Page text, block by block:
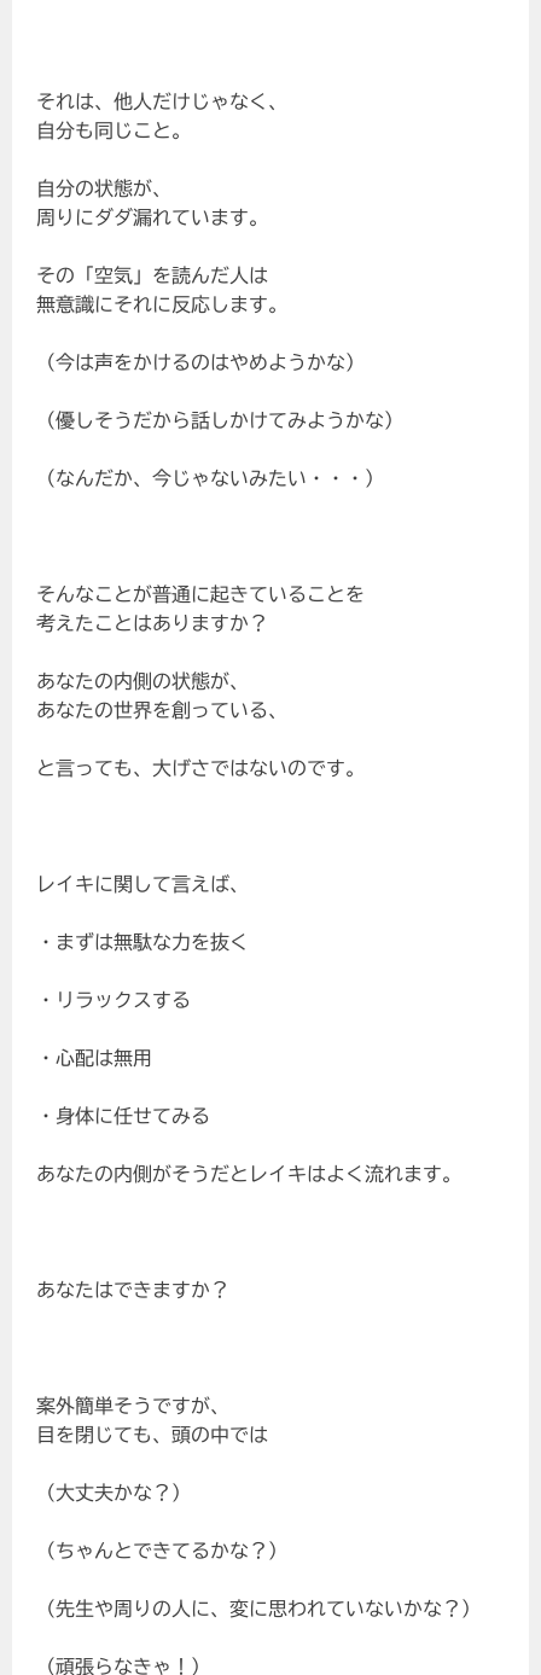
それは、他人だけじゃなく、
自分も同じこと。
自分の状態が、
周りにダダ漏れています。
その「空気」を読んだ人は
無意識にそれに反応します。
（今は声をかけるのはやめようかな）
（優しそうだから話しかけてみようかな）
（なんだか、今じゃないみたい・・・）
そんなことが普通に起きていることを
考えたことはありますか？
あなたの内側の状態が、
あなたの世界を創っている、
と言っても、大げさではないのです。
レイキに関して言えば、
・まずは無駄な力を抜く
・リラックスする
・心配は無用
・身体に任せてみる
あなたの内側がそうだとレイキはよく流れます。
あなたはできますか？
案外簡単そうですが、
目を閉じても、頭の中では
（大丈夫かな？）
（ちゃんとできてるかな？）
（先生や周りの人に、変に思われていないかな？）
（頑張らなきゃ！）